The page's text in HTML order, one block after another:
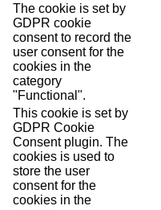
The cookie is set by
GDPR cookie
consent to record the
user consent for the
cookies in the
category
"Functional".
This cookie is set by
GDPR Cookie
Consent plugin. The
cookies is used to
store the user
consent for the
cookies in the